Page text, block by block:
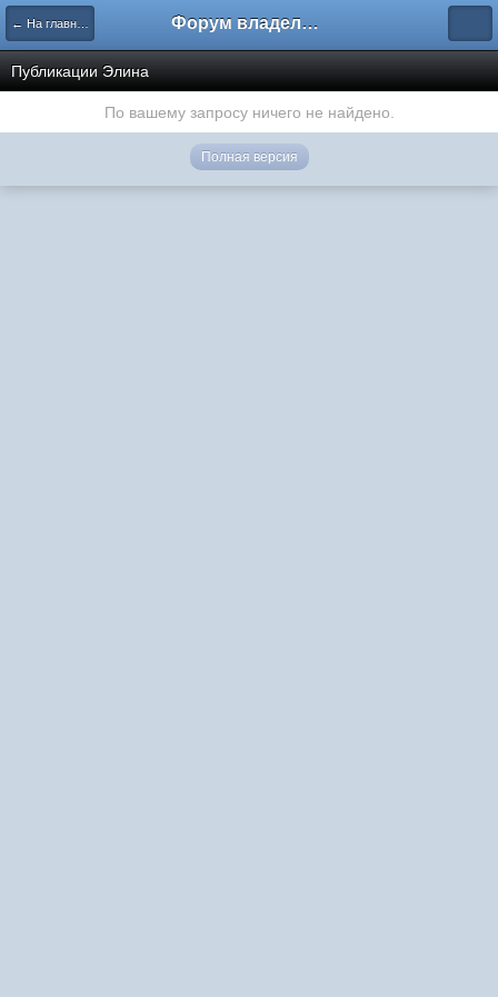
← На главную Форум владельцев интернет-магазинов
Публикации Элина
По вашему запросу ничего не найдено.
Полная версия